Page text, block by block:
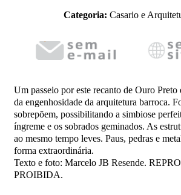
Categoria: Casario e
Um passeio por este recanto de Ouro Preto
da engenhosidade da arquitetura barroca.
sobrepõem, possibilitando a simbiose
íngreme e os sobrados geminados. As
ao mesmo tempo leves. Paus, pedras e
forma extraordinária.
Texto e foto: Marcelo JB Resende.
PROIBIDA.